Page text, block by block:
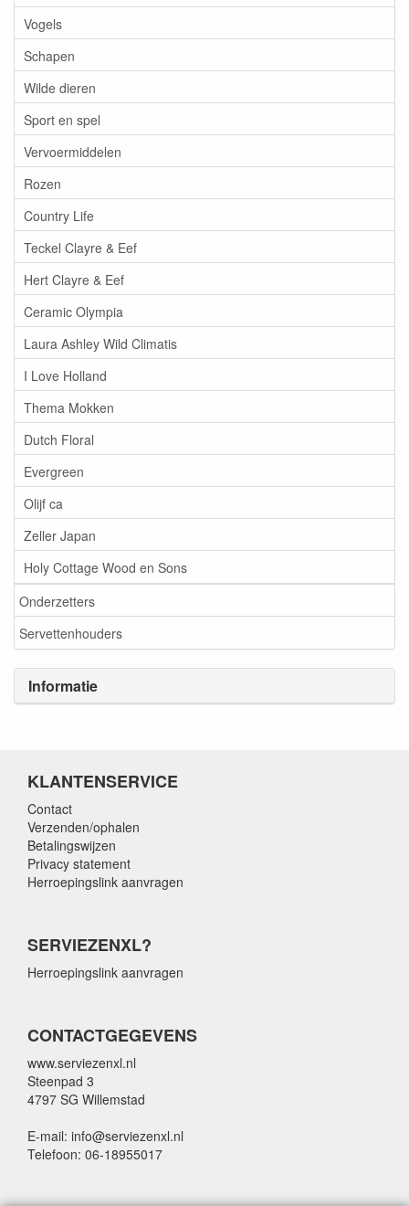
Vogels
Schapen
Wilde dieren
Sport en spel
Vervoermiddelen
Rozen
Country Life
Teckel Clayre & Eef
Hert Clayre & Eef
Ceramic Olympia
Laura Ashley Wild Climatis
I Love Holland
Thema Mokken
Dutch Floral
Evergreen
Olijf ca
Zeller Japan
Holy Cottage Wood en Sons
Onderzetters
Servettenhouders
Informatie
KLANTENSERVICE
Contact
Verzenden/ophalen
Betalingswijzen
Privacy statement
Herroepingslink aanvragen
SERVIEZENXL?
Herroepingslink aanvragen
CONTACTGEGEVENS
www.serviezenxl.nl
Steenpad 3
4797 SG Willemstad
E-mail: info@serviezenxl.nl
Telefoon: 06-18955017